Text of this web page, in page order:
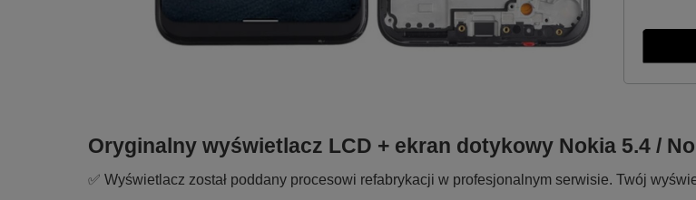
Oryginalny wyświetlacz LCD + ekran dotykowy Nokia 5.4 /
✅ Wyświetlacz został poddany procesowi refabrykacji w profesjonalnym serwisie. Twój